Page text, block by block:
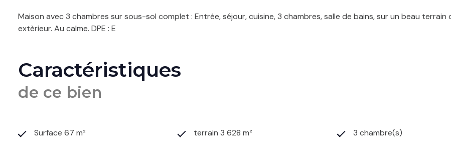
Maison avec 3 chambres sur sous-sol complet : Entrée, séjour, cuisine, 3 chambres, salle de bains, sur un beau
extèrieur. Au calme. DPE : E
Caractéristiques
de ce bien
Surface 67 m² terrain 3 628 m² 3 chambre(s)